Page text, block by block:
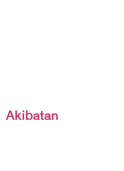
Akibatan